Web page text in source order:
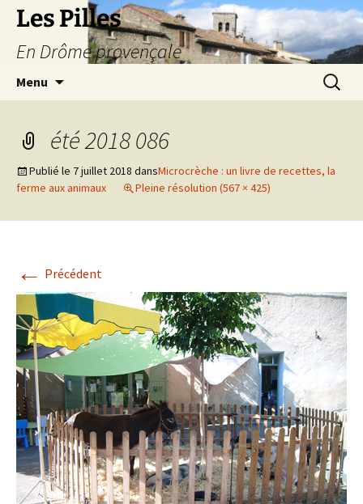
Les Pilles
En Drôme provençale
Menu
été 2018 086
Publié le 7 juillet 2018 dansMicrocrèche : un livre de recettes, la
ferme aux animaux
Pleine résolution (567 × 425)
← Précédent